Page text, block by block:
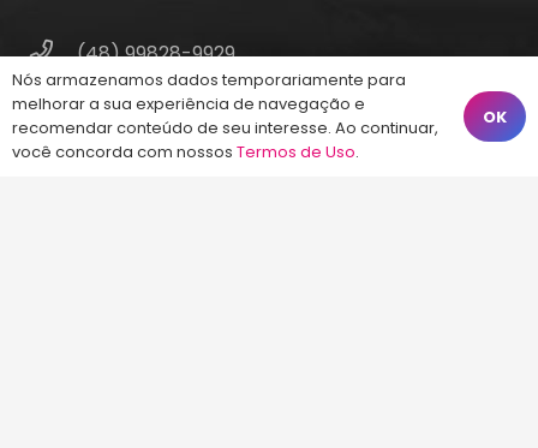
(48) 99828-9929
Calçadão João Pinto, 212 – Centro
Florianópolis – SC, 88010-420
Nós armazenamos dados temporariamente para
melhorar a sua experiência de navegação e
recomendar conteúdo de seu interesse. Ao continuar,
você concorda com nossos Termos de Uso.
OK